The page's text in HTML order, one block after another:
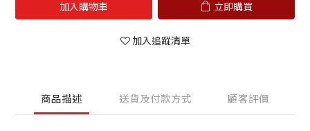
加入購物車 立即購買
加入追蹤清單
商品描述 送貨及付款方式 顧客評價